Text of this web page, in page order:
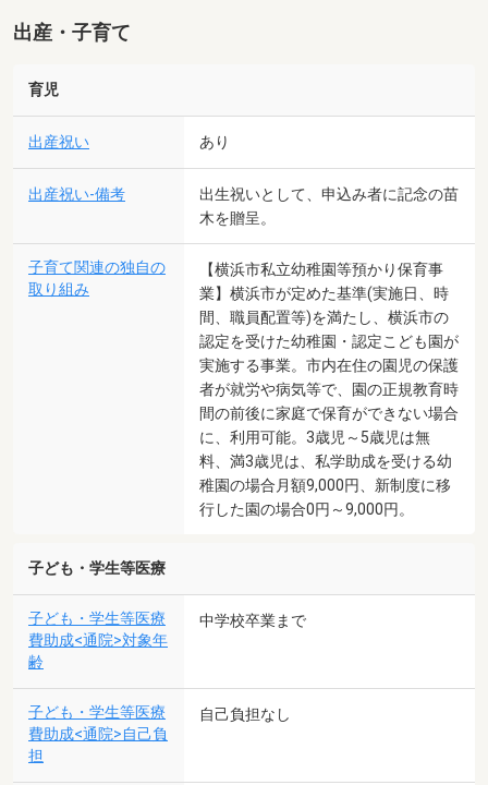
出産・子育て
育児
出産祝い あり
出産祝い-備考
出生祝いとして、申込み者に記念の苗
木を贈呈。
子育て関連の独自の
取り組み
【横浜市私立幼稚園等預かり保育事
業】横浜市が定めた基準(実施日、時
間、職員配置等)を満たし、横浜市の
認定を受けた幼稚園・認定こども園が
実施する事業。市内在住の園児の保護
者が就労や病気等で、園の正規教育時
間の前後に家庭で保育ができない場合
に、利用可能。3歳児～5歳児は無
料、満3歳児は、私学助成を受ける幼
稚園の場合月額9,000円、新制度に移
行した園の場合0円～9,000円。
子ども・学生等医療
子ども・学生等医療
費助成<通院>対象年
齢
中学校卒業まで
子ども・学生等医療
費助成<通院>自己負
担
自己負担なし